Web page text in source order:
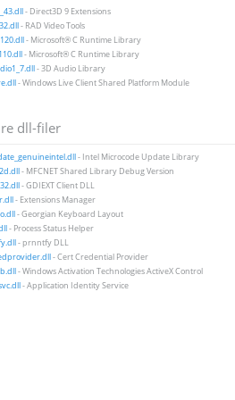
- Direct3D 9 Extensions
- RAD Video Tools
- Microsoft® C Runtime Library
- Microsoft® C Runtime Library
- 3D Audio Library
- Windows Live Client Shared Platform Module
dll-filer
- Intel Microcode Update Library
- MFCNET Shared Library Debug Version
- GDIEXT Client DLL
- Extensions Manager
- Georgian Keyboard Layout
- Process Status Helper
- prnntfy DLL
- Cert Credential Provider
- Windows Activation Technologies ActiveX Control
- Application Identity Service